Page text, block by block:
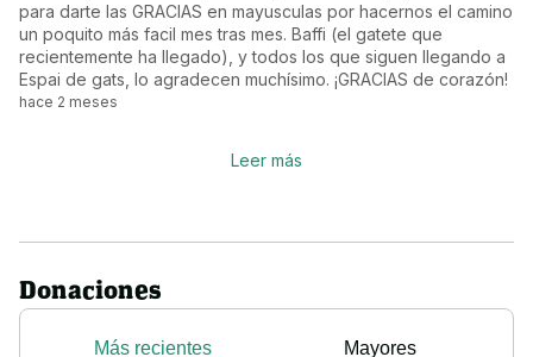
para darte las GRACIAS en mayusculas por hacernos el camino
un poquito más facil mes tras mes. Baffi (el gatete que
recientemente ha llegado), y todos los que siguen llegando a
Espai de gats, lo agradecen muchísimo. ¡GRACIAS de corazón!
hace 2 meses
Leer más
Donaciones
Más recientes Mayores